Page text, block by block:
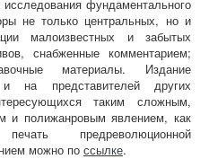
фундаментального
не только центральных, но и
малоизвестных и забытых
снабженные комментарием;
материалы. Издание
на представителей других
таким сложным,
и полижанровым явлением, как
предреволюционной
можно по ссылке.